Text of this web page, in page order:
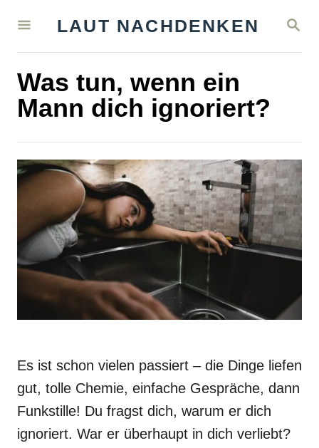
S
A
LAUT NACHDENKEN
Was tun, wenn ein
Mann dich ignoriert?
Es ist schon vielen passiert – die Dinge liefen
gut, tolle Chemie, einfache Gespräche, dann
Funkstille! Du fragst dich, warum er dich
ignoriert. War er überhaupt in dich verliebt?